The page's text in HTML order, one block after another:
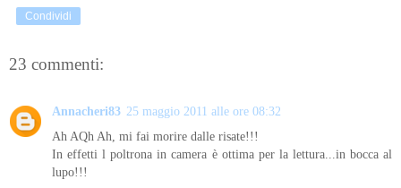
Condividi
23 commenti:
Annacheri83 25 maggio 2011 alle ore 08:32
Ah AQh Ah, mi fai morire dalle risate!!!
In effetti l poltrona in camera è ottima per la lettura...in bocca al
lupo!!!